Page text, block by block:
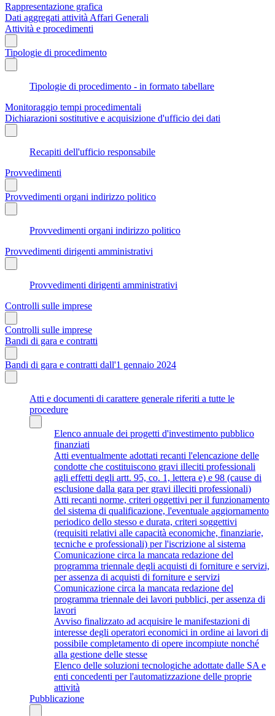
Rappresentazione grafica
Dati aggregati attività Affari Generali
Attività e procedimenti
Tipologie di procedimento
Tipologie di procedimento - in formato tabellare
Monitoraggio tempi procedimentali
Dichiarazioni sostitutive e acquisizione d'ufficio dei dati
Recapiti dell'ufficio responsabile
Provvedimenti
Provvedimenti organi indirizzo politico
Provvedimenti organi indirizzo politico
Provvedimenti dirigenti amministrativi
Provvedimenti dirigenti amministrativi
Controlli sulle imprese
Controlli sulle imprese
Bandi di gara e contratti
Bandi di gara e contratti dall'1 gennaio 2024
Atti e documenti di carattere generale riferiti a tutte le
procedure
Elenco annuale dei progetti d'investimento pubblico
finanziati
Atti eventualmente adottati recanti l'elencazione delle
condotte che costituiscono gravi illeciti professionali
agli effetti degli artt. 95, co. 1, lettera e) e 98 (cause di
esclusione dalla gara per gravi illeciti professionali)
Atti recanti norme, criteri oggettivi per il funzionamento
del sistema di qualificazione, l'eventuale aggiornamento
periodico dello stesso e durata, criteri soggettivi
(requisiti relativi alle capacità economiche, finanziarie,
tecniche e professionali) per l'iscrizione al sistema
Comunicazione circa la mancata redazione del
programma triennale degli acquisti di forniture e servizi,
per assenza di acquisti di forniture e servizi
Comunicazione circa la mancata redazione del
programma triennale dei lavori pubblici, per assenza di
lavori
Avviso finalizzato ad acquisire le manifestazioni di
interesse degli operatori economici in ordine ai lavori di
possibile completamento di opere incompiute nonché
alla gestione delle stesse
Elenco delle soluzioni tecnologiche adottate dalle SA e
enti concedenti per l'automatizzazione delle proprie
attività
Pubblicazione